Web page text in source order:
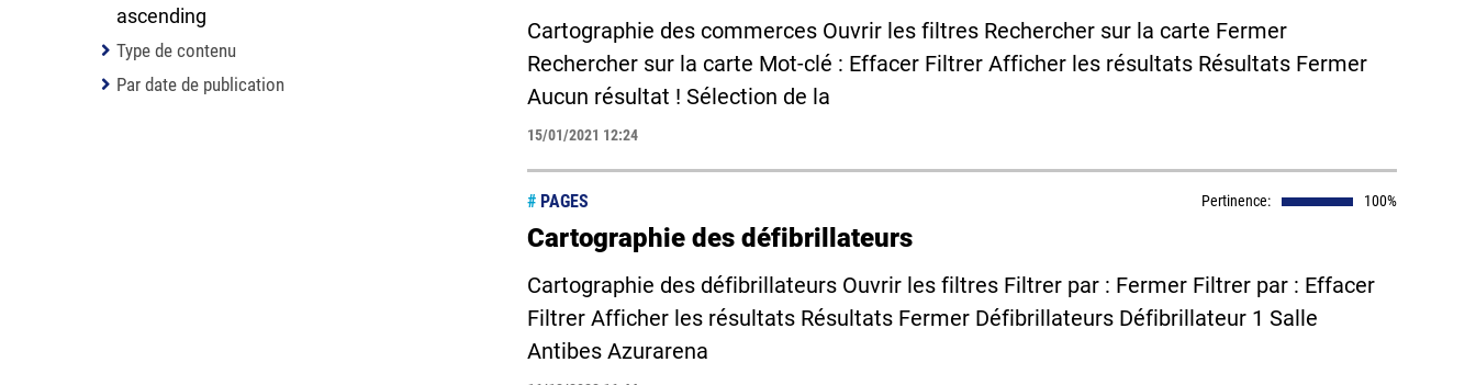
Cartographie des commerces Ouvrir les filtres Rechercher sur la carte Fermer
Rechercher sur la carte Mot-clé : Effacer Filtrer Afficher les résultats Résultats Fermer
Aucun résultat ! Sélection de la
15/01/2021 12:24
# PAGES Pertinence: 100%
Cartographie des défibrillateurs
Cartographie des défibrillateurs Ouvrir les filtres Filtrer par : Fermer Filtrer par : Effacer
Filtrer Afficher les résultats Résultats Fermer Défibrillateurs Défibrillateur 1 Salle
Antibes Azurarena
Type de contenu
Par date de publication